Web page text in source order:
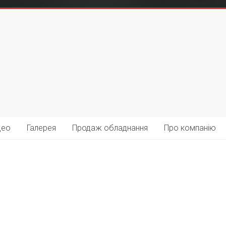
Галерея Продаж обладнання Про компанію